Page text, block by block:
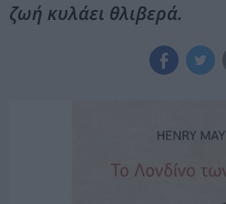
ζωή κυλάει θλιβερά.